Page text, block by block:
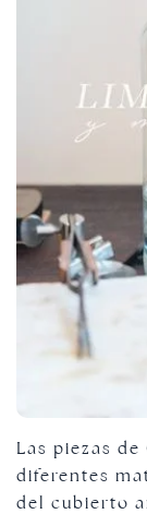
Las piezas
diferentes
del cubierto